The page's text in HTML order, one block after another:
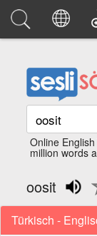
Online
million words
oosit
Türkisch -